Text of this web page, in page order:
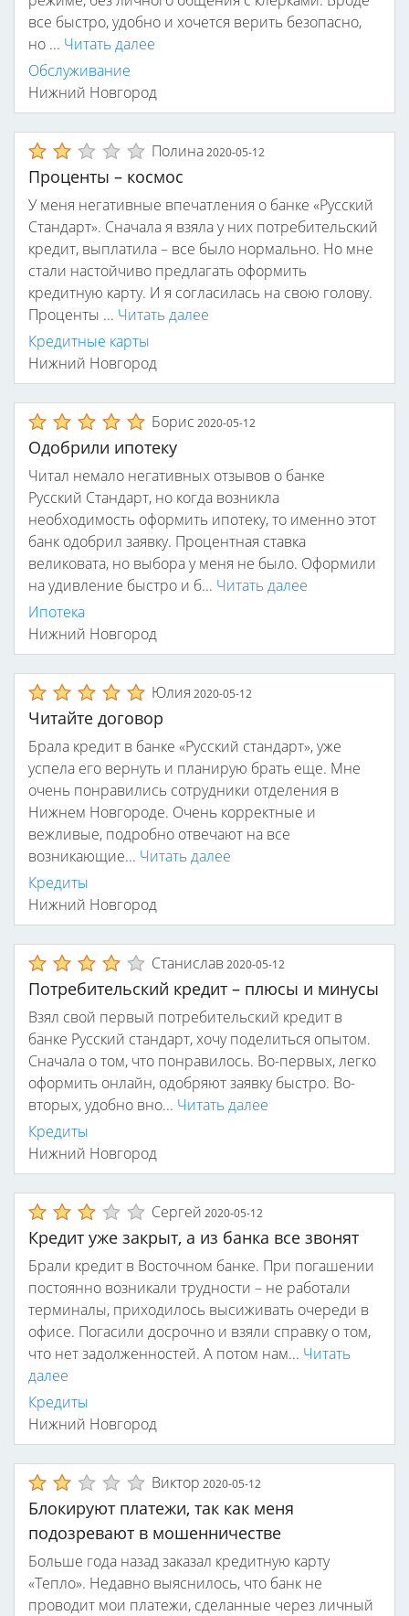
все быстро, удобно и хочется верить безопасно,
но ... Читать далее
Обслуживание
Нижний Новгород
Полина2020-05-12
Проценты – космос
У меня негативные впечатления о банке «Русский
Стандарт». Сначала я взяла у них потребительский
кредит, выплатила – все было нормально. Но мне
стали настойчиво предлагать оформить
кредитную карту. И я согласилась на свою голову.
Проценты ... Читать далее
Кредитные карты
Нижний Новгород
Борис 2020-05-12
Одобрили ипотеку
Читал немало негативных отзывов о банке
Русский Стандарт, но когда возникла
необходимость оформить ипотеку, то именно этот
банк одобрил заявку. Процентная ставка
великовата, но выбора у меня не было. Оформили
на удивление быстро и б... Читать далее
Ипотека
Нижний Новгород
Юлия 2020-05-12
Читайте договор
Брала кредит в банке «Русский стандарт», уже
успела его вернуть и планирую брать еще. Мне
очень понравились сотрудники отделения в
Нижнем Новгороде. Очень корректные и
вежливые, подробно отвечают на все
возникающие... Читать далее
Кредиты
Нижний Новгород
Станислав2020-05-12
Потребительский кредит – плюсы и минусы
Взял свой первый потребительский кредит в
банке Русский стандарт, хочу поделиться опытом.
Сначала о том, что понравилось. Во-первых, легко
оформить онлайн, одобряют заявку быстро. Во-
вторых, удобно вно... Читать далее
Кредиты
Нижний Новгород
Сергей 2020-05-12
Кредит уже закрыт, а из банка все звонят
Брали кредит в Восточном банке. При погашении
постоянно возникали трудности – не работали
терминалы, приходилось высиживать очереди в
офисе. Погасили досрочно и взяли справку о том,
что нет задолженностей. А потом нам... Читать
далее
Кредиты
Нижний Новгород
Виктор 2020-05-12
Блокируют платежи, так как меня
подозревают в мошенничестве
Больше года назад заказал кредитную карту
«Тепло». Недавно выяснилось, что банк не
проводит мои платежи, сделанные через личный